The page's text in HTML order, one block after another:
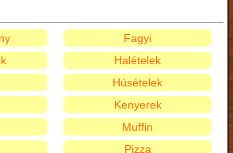
Fagyi
Halételek
Húsételek
Kenyerek
Muffin
Pizza